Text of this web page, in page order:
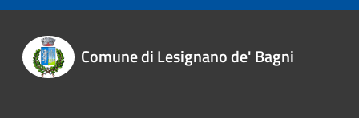
Comune di Lesignano de' Bagni